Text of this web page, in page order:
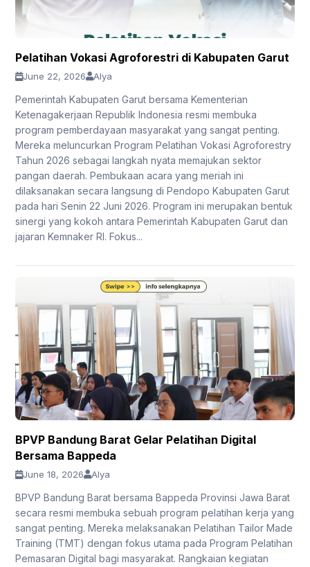
Pelatihan Vokasi Agroforestri di Kabupaten Garut
June 22, 2026 Alya
Pemerintah Kabupaten Garut bersama Kementerian
Ketenagakerjaan Republik Indonesia resmi membuka
program pemberdayaan masyarakat yang sangat penting.
Mereka meluncurkan Program Pelatihan Vokasi Agroforestry
Tahun 2026 sebagai langkah nyata memajukan sektor
pangan daerah. Pembukaan acara yang meriah ini
dilaksanakan secara langsung di Pendopo Kabupaten Garut
pada hari Senin 22 Juni 2026. Program ini merupakan bentuk
sinergi yang kokoh antara Pemerintah Kabupaten Garut dan
jajaran Kemnaker RI. Fokus...
BPVP Bandung Barat Gelar Pelatihan Digital
Bersama Bappeda
June 18, 2026 Alya
BPVP Bandung Barat bersama Bappeda Provinsi Jawa Barat
secara resmi membuka sebuah program pelatihan kerja yang
sangat penting. Mereka melaksanakan Pelatihan Tailor Made
Training (TMT) dengan fokus utama pada Program Pelatihan
Pemasaran Digital bagi masyarakat. Rangkaian kegiatan